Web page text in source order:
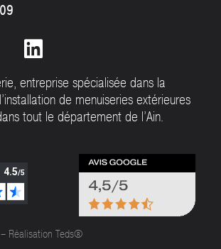
entreprise spécialisée dans la
de menuiseries extérieures
tout le département de l’Ain.
Réalisation Teds®